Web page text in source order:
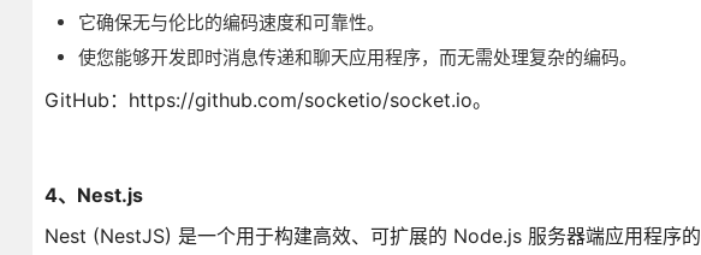
它确保无与伦比的编码速度和可靠性。
使您能够开发即时消息传递和聊天应用程序，而无需处理复杂的编码。
GitHub：https://github.com/socketio/socket.io。
4、Nest.js
Nest (NestJS) 是一个用于构建高效、可扩展的 Node.js 服务器端应用程序